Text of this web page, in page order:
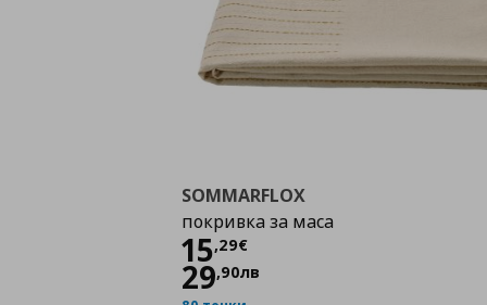
SOMMARFLOX
покривка за маса
15,29€
Цена
29,90лв